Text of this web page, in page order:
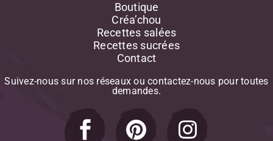
Boutique
Créa’chou
Recettes salées
Recettes sucrées
Contact
Suivez-nous sur nos réseaux ou contactez-nous pour toutes
demandes.